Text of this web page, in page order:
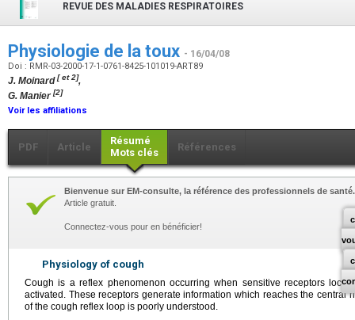
REVUE DES MALADIES RESPIRATOIRES
Physiologie de la toux - 16/04/08
Doi : RMR-03-2000-17-1-0761-8425-101019-ART89
J. Moinard[ et 2],
G. Manier[2]
Voir les affiliations
PDF Article
Résumé
Mots clés
Références
Bienvenue sur EM-consulte, la référence des professionnels de santé.
Article gratuit.
Connectez-vous pour en bénéficier!
Physiology of cough
Cough is a reflex phenomenon occurring when sensitive receptors
activated. These receptors generate information which reaches the central
of the cough reflex loop is poorly understood.